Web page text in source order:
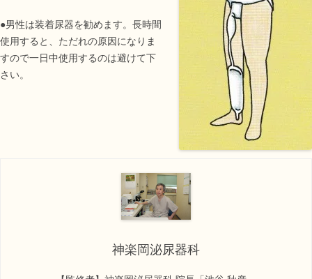
●男性は装着尿器を勧めます。長時間
使用すると、ただれの原因になりま
すので一日中使用するのは避けて下
さい。
神楽岡泌尿器科